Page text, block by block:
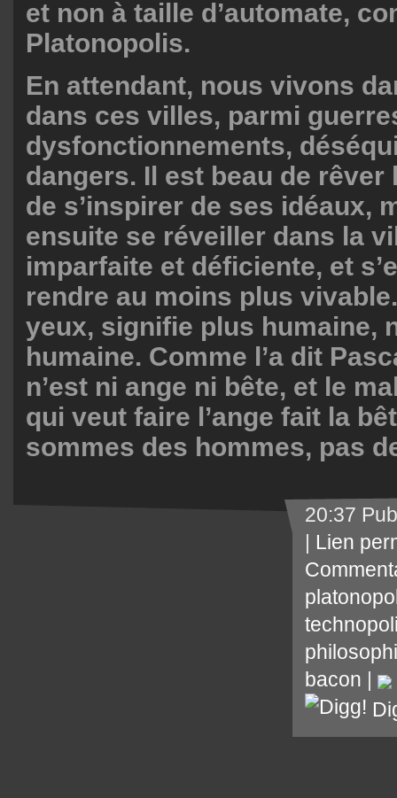
et non à taille d’automate,
Platonopolis.
En attendant, nous vivons
dans ces villes, parmi
dysfonctionnements,
dangers. Il est beau de rêver
de s’inspirer de ses idéaux,
ensuite se réveiller dans la
imparfaite et déficiente, et
rendre au moins plus
yeux, signifie plus humaine,
humaine. Comme l’a dit
n’est ni ange ni bête, et le
qui veut faire l’ange fait la
sommes des hommes, pas
20:37
Lien
bacon